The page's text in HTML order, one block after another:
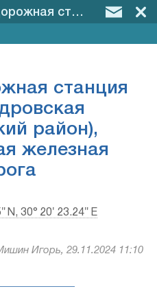
район), Октябрьская железная дорога
станция
район),
железная
N, 30° 20′ 23.24″ E
Игорь, 29.11.2024 11:10